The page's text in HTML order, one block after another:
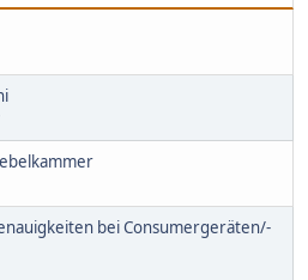
bei Consumergeräten/-